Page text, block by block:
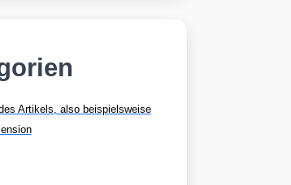
Artikels, also beispielsweise